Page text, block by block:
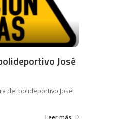
José
del polideportivo José
Leer más